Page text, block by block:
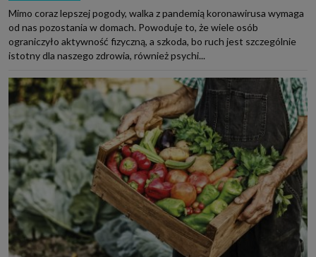
Mimo coraz lepszej pogody, walka z pandemią koronawirusa wymaga
od nas pozostania w domach. Powoduje to, że wiele osób
ograniczyło aktywność fizyczną, a szkoda, bo ruch jest szczególnie
istotny dla naszego zdrowia, również psychi...